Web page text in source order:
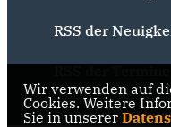
RSS der
@2026 CDU Bochum
Alle Rechte vorbehalten.
Wir verwenden auf
Cookies. Weitere
Sie in unserer